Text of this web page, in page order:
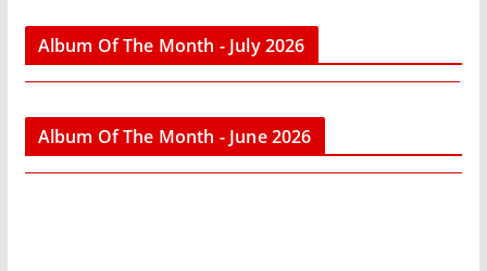
Album Of The Month - July 2026
Album Of The Month - June 2026